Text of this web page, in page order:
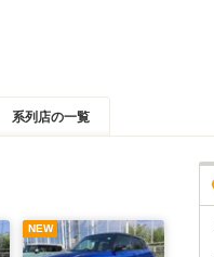
系列店の一覧
NEW